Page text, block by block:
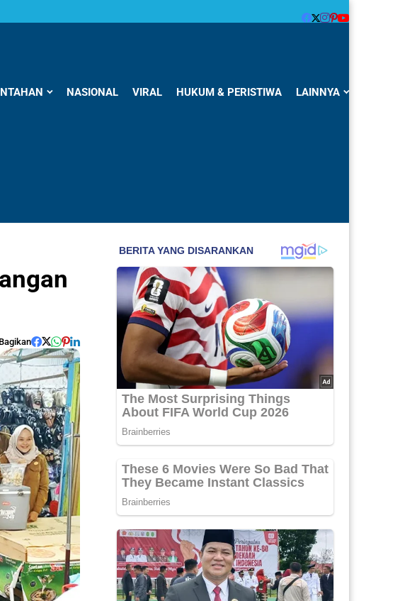
NASIONAL VIRAL HUKUM & PERISTIWA LAINNYA